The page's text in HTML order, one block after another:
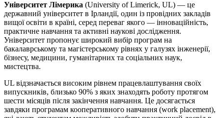
Університет Лімерика (University of Limerick, UL) — це
державний університет в Ірландії, один із провідних закладів
вищої освіти в країні, серед переваг якого — інноваційність,
практичне навчання та активні наукові дослідження.
Університет пропонує широкий вибір програм на
бакалаврському та магістерському рівнях у галузях інженерії,
бізнесу, медицини, гуманітарних та соціальних наук,
мистецтва.
UL відзначається високим рівнем працевлаштування своїх
випускників, близько 90% з яких знаходять роботу протягом
шести місяців після закінчення навчання. Це досягається
завдяки програмам кооперативного навчання (work placement),